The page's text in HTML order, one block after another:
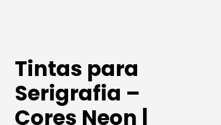
Tintas para
Serigrafia –
Cores Neon |